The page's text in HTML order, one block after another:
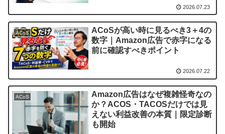
2026.07.23
ACoS
ACoSが高い時に見るべき3＋4の
数字｜Amazon広告で赤字になる
前に確認すべきポイント
2026.07.22
ACoS
Amazon広告はなぜ複雑怪奇なの
か？ACOS・TACOSだけでは見
えない利益改善の本質｜限定診断
も開始